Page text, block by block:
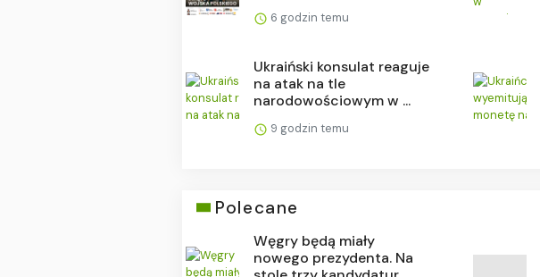
6 godzin temu
Ukraiński konsulat reaguje
na atak na tle
narodowościowym w ...
9 godzin temu
Polecane
Węgry będą miały
nowego prezydenta. Na